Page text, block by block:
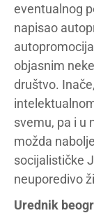
eventualnog
napisao
objasnim
društvo.
svemu, pa i u
možda
socijalističke
neuporedivo
Urednik